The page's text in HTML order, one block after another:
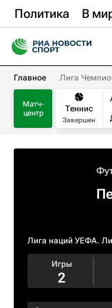
Политика В
Главное Лига
Матч-
центр
Теннис
Завершен
Лига наций УЕФА.
Игры
2